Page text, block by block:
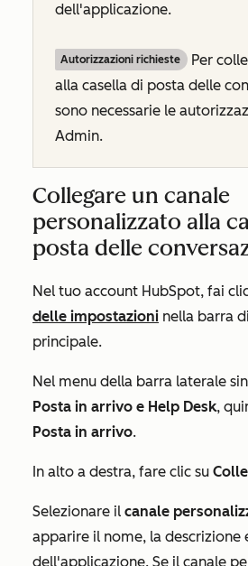
dell'applicazione.
Autorizzazioni richieste
Per
alla casella di posta delle
sono necessarie le
Admin.
Collegare un canale
personalizzato alla
posta delle
Nel tuo account HubSpot, fai
delle impostazioni nella barra
principale.
Nel menu della barra laterale
Posta in arrivo e Help Desk,
Posta in arrivo.
In alto a destra, fare clic su
Selezionare il canale
apparire il nome, la descrizione
dell'applicazione. Se il canale